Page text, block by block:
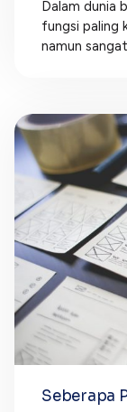
Dalam dunia
fungsi paling
namun
Seberapa